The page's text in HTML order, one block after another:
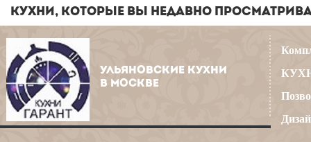
КУХНИ, КОТОРЫЕ ВЫ НЕДАВНО
УЛЬЯНОВСКИЕ КУХНИ
В МОСКВЕ